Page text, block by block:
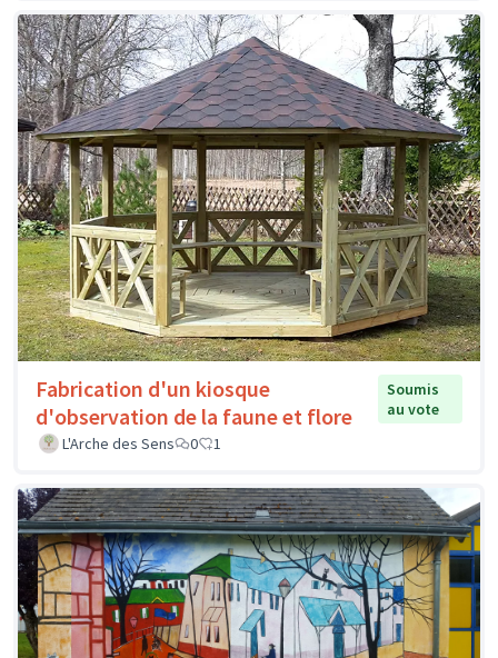
Fabrication d'un kiosque
d'observation de la faune et flore
Soumis
au vote
L'Arche des Sens
0 1